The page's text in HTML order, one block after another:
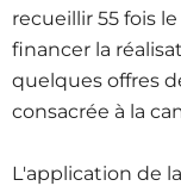
recueillir 55 fois
financer la
quelques offres
consacrée à la
L'application de